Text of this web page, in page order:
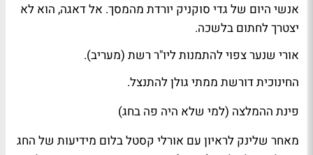
אנשי היום של גדי סוקניק יורדת מהמסך. אל דאגה, הוא לא
יצטרך לחתום בלשכה.
אורי שנערצפוי להתמנות ליו"ר רשת (מעריב).
החינוכיתדורשת ממתי גולןלהתנצל.
פינת ההמלצה (למי שלא היה פה בחג)
מאחר שלינק לראיון עם אורלי קסטל בלום מידיעות של החג